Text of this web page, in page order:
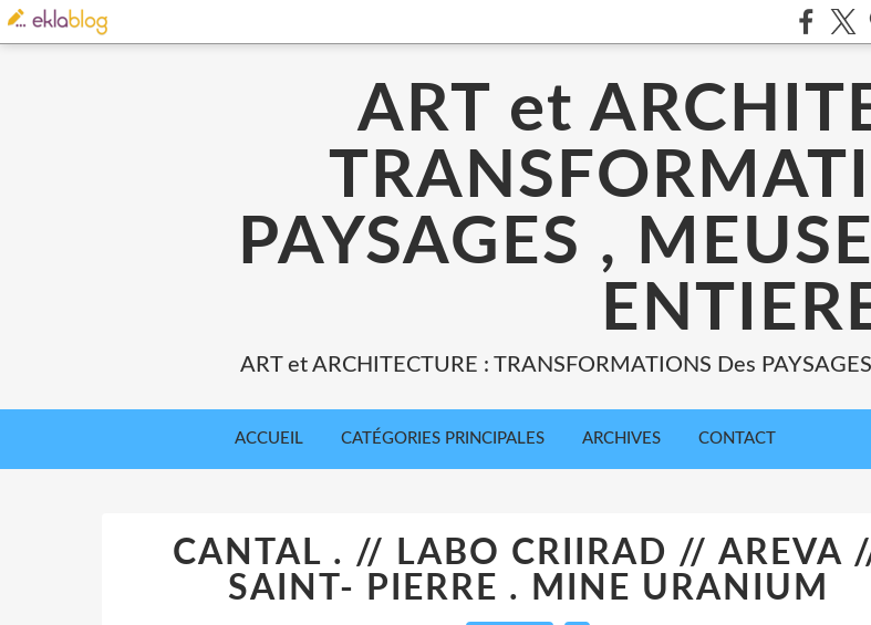
ART et
PAYSAGES ,
ART et ARCHITECTURE : TRANSFORMATIONS Des
ACCUEIL CATÉGORIES PRINCIPALES ARCHIVES CONTACT
CANTAL . // LABO CRIIRAD // AREVA
SAINT- PIERRE . MINE URANIUM